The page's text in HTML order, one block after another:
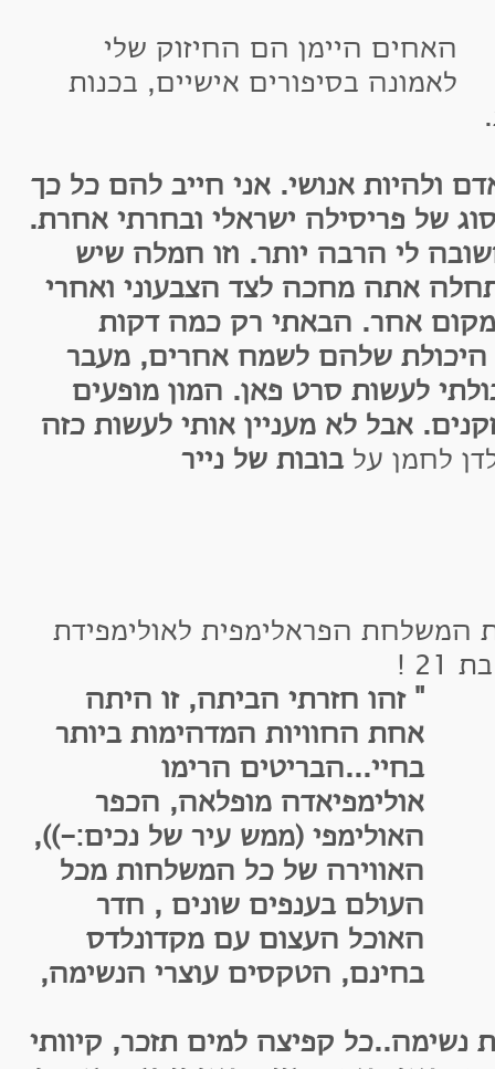
היימן הם החיזוק שלי
בסיפורים אישיים, בכנות
אנושי. אני חייב להם כל כך
פריסילה ישראלי ובחרתי אחרת.
הרבה יותר. וזו חמלה שיש
אתה מחכה לצד הצבעוני ואחרי
אחר. הבאתי רק כמה דקות
שלהם לשמח אחרים, מעבר
לעשות סרט פאן. המון מופעים
אבל לא מעניין אותי לעשות כזה
על בובות של נייר
הפראלימפית לאולימפידת
" זהו חזרתי הביתה, זו היתה
אחת החוויות המדהימות ביותר
בחיי...הבריטים הרימו
אולימפיאדה מופלאה, הכפר
האולימפי (ממש עיר של נכים:-)),
האווירה של כל המשלחות מכל
העולם בענפים שונים , חדר
האוכל העצום עם מקדונלדס
בחינם, הטקסים עוצרי הנשימה,
קפיצה למים תזכר, קיוותי